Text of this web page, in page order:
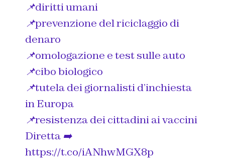
📌diritti umani
📌prevenzione del riciclaggio di
denaro
📌omologazione e test sulle auto
📌cibo biologico
📌tutela dei giornalisti d’inchiesta
in Europa
📌resistenza dei cittadini ai vaccini
Diretta ➡️
https://t.co/iANhwMGX8p